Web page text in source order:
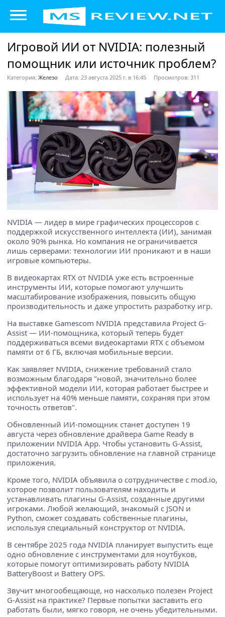
Игровой ИИ от NVIDIA: полезный
помощник или источник проблем?
Категория: Железо Дата: 23 августа 2025 г. в 16:45 Просмотров: 311
NVIDIA — лидер в мире графических процессоров с
поддержкой искусственного интеллекта (ИИ), занимая
около 90% рынка. Но компания не ограничивается
лишь серверами: технологии ИИ проникают и в наши
игровые компьютеры.
В видеокартах RTX от NVIDIA уже есть встроенные
инструменты ИИ, которые помогают улучшить
масштабирование изображения, повысить общую
производительность и даже упростить разработку игр.
На выставке Gamescom NVIDIA представила Project G-
Assist — ИИ-помощника, который теперь будет
поддерживаться всеми видеокартами RTX с объемом
памяти от 6 ГБ, включая мобильные версии.
Как заявляет NVIDIA, снижение требований стало
возможным благодаря "новой, значительно более
эффективной модели ИИ, которая работает быстрее и
использует на 40% меньше памяти, сохраняя при этом
точность ответов".
Обновленный ИИ-помощник станет доступен 19
августа через обновление драйвера Game Ready в
приложении NVIDIA App. Чтобы установить G-Assist,
достаточно загрузить обновление на главной странице
приложения.
Кроме того, NVIDIA объявила о сотрудничестве с mod.io,
которое позволит пользователям находить и
устанавливать плагины G-Assist, созданные другими
игроками. Любой желающий, знакомый с JSON и
Python, сможет создавать собственные плагины,
используя специальный конструктор от NVIDIA.
В сентябре 2025 года NVIDIA планирует выпустить еще
одно обновление с инструментами для ноутбуков,
которые помогут оптимизировать работу NVIDIA
BatteryBoost и Battery OPS.
Звучит многообещающе, но насколько полезен Project
G-Assist на практике? Первые попытки заставить его
работать были, мягко говоря, не очень убедительными.